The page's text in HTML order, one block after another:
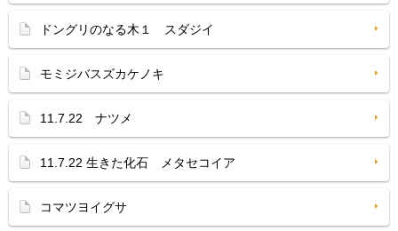
ドングリのなる木１ スダジイ
モミジバスズカケノキ
11.7.22 ナツメ
11.7.22 生きた化石 メタセコイア
コマツヨイグサ